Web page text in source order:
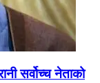
सर्वोच्च नेताको